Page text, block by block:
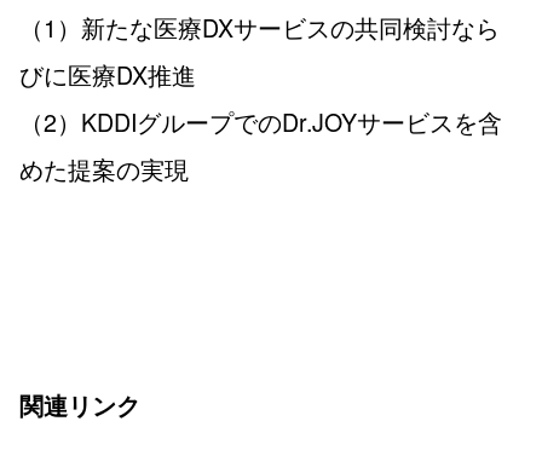
（1）新たな医療DXサービスの共同検討なら
びに医療DX推進
（2）KDDIグループでのDr.JOYサービスを含
めた提案の実現
関連リンク